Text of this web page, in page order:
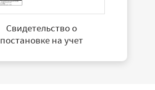
Свидетельство о
постановке на учет